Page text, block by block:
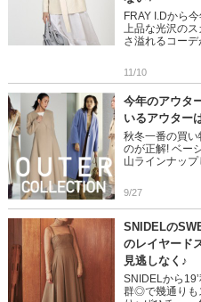
FRAY I.Dから
上品な光沢の
さ溢れるコー
ックして […]
11/10
今年のアウタ
いるアウター
秋冬一番の買
のが正解! ベー
山ラインナッ
送の予約商品も
9/27
SNIDELの
のレイヤード
見逃しなく♪
SNIDELから
群◎で幾通りも